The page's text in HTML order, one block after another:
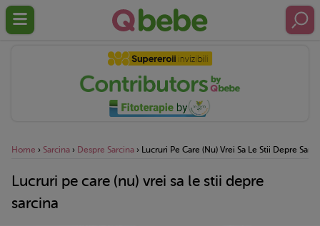
Home › Sarcina › Despre Sarcina › Lucruri Pe Care (nu) Vrei Sa Le Stii Depre
Lucruri pe care (nu) vrei sa le stii depre
sarcina